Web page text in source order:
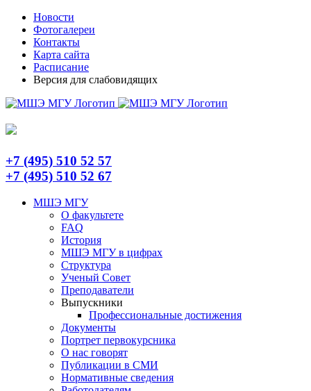
Skip
content
TelegramНовости
Фотогалереи
Контакты
Карта сайта
Расписание
Версия для слабовидящих
+7 (495) 510 52 57
+7 (495) 510 52 67
МШЭ МГУ
О факультете
FAQ
История
МШЭ МГУ в цифрах
Структура
Ученый Совет
Преподаватели
Выпускники
Профессиональные достижения
Документы
Портрет первокурсника
О нас говорят
Публикации в СМИ
Нормативные сведения